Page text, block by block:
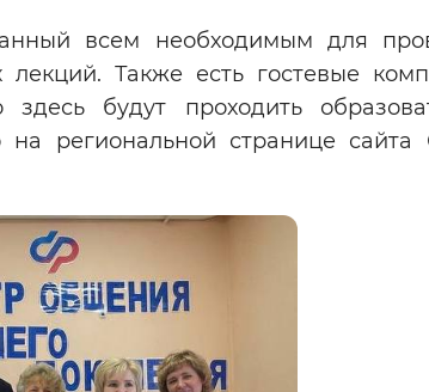
Остановить Повторить
всем необходимым для
лекций. Также есть гостевые
будут проходить
региональной странице